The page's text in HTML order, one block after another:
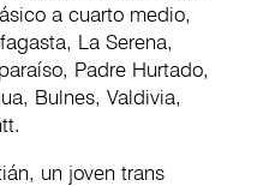
a cuarto medio,
La Serena,
Padre Hurtado,
Bulnes, Valdivia,
un joven trans